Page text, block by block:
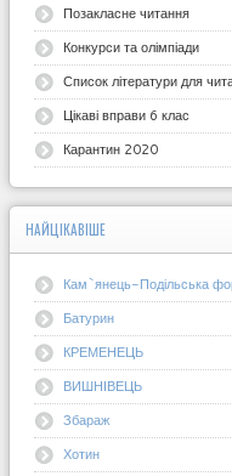
Позакласне читання
Конкурси та олімпіади
Список літератури для
Цікаві вправи 6 клас
Карантин 2020
НАЙЦІКАВІШЕ
Кам`янець-Подільська
Батурин
КРЕМЕНЕЦЬ
ВИШНІВЕЦЬ
Збараж
Хотин